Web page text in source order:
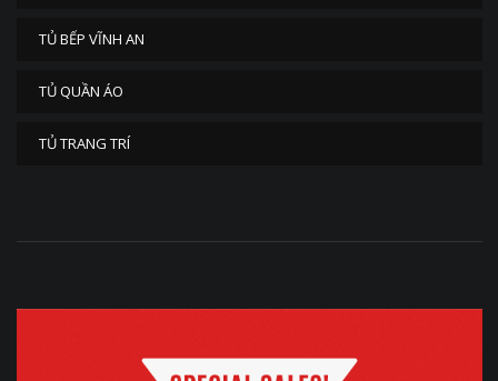
TỦ BẾP VĨNH AN
TỦ QUẦN ÁO
TỦ TRANG TRÍ